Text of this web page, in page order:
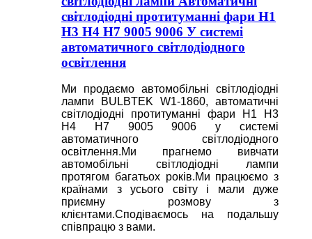
світлодіодні протитуманні фари H1
H3 H4 H7 9005 9006 У системі
автоматичного світлодіодного
освітлення
Ми продаємо автомобільні світлодіодні
лампи BULBTEK W1-1860, автоматичні
світлодіодні протитуманні фари H1 H3
H4 H7 9005 9006 у системі
автоматичного світлодіодного
освітлення.Ми прагнемо вивчати
автомобільні світлодіодні лампи
протягом багатьох років.Ми працюємо з
країнами з усього світу і мали дуже
приємну розмову з
клієнтами.Сподіваємось на подальшу
співпрацю з вами.